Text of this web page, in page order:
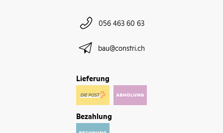
056 463 60 63
bau@constri.ch
Lieferung
Bezahlung